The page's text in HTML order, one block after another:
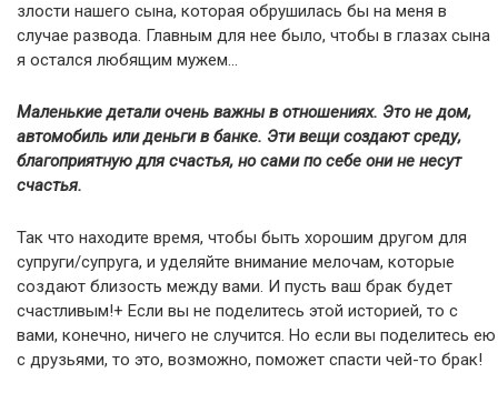
злости нашего сына, которая обрушилась бы на меня в
случае развода. Главным для нее было, чтобы в глазах сына
я остался любящим мужем…
Маленькие детали очень важны в отношениях. Это не дом,
автомобиль или деньги в банке. Эти вещи создают среду,
благоприятную для счастья, но сами по себе они не несут
счастья.
Так что находите время, чтобы быть хорошим другом для
супруги/супруга, и уделяйте внимание мелочам, которые
создают близость между вами. И пусть ваш брак будет
счастливым!+ Если вы не поделитесь этой историей, то с
вами, конечно, ничего не случится. Но если вы поделитесь ею
с друзьями, то это, возможно, поможет спасти чей-то брак!